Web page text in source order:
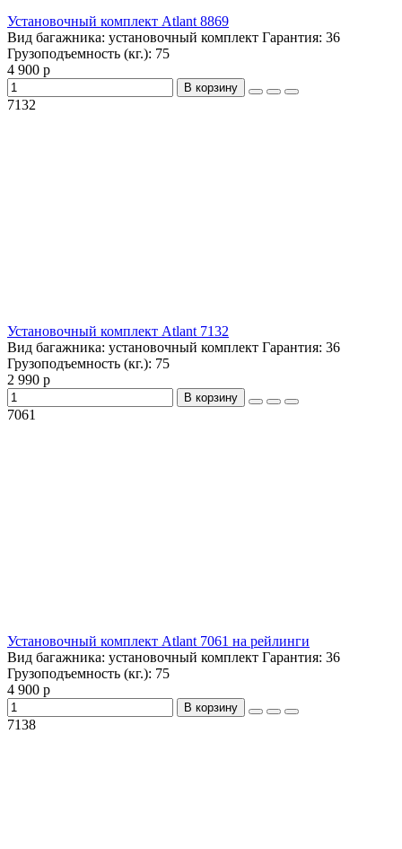
Установочный комплект Atlant 8869
Вид багажника: установочный комплект Гарантия: 36
Грузоподъемность (кг.): 75
4 900 р
В корзину
7132
Установочный комплект Atlant 7132
Вид багажника: установочный комплект Гарантия: 36
Грузоподъемность (кг.): 75
2 990 р
В корзину
7061
Установочный комплект Atlant 7061 на рейлинги
Вид багажника: установочный комплект Гарантия: 36
Грузоподъемность (кг.): 75
4 900 р
В корзину
7138